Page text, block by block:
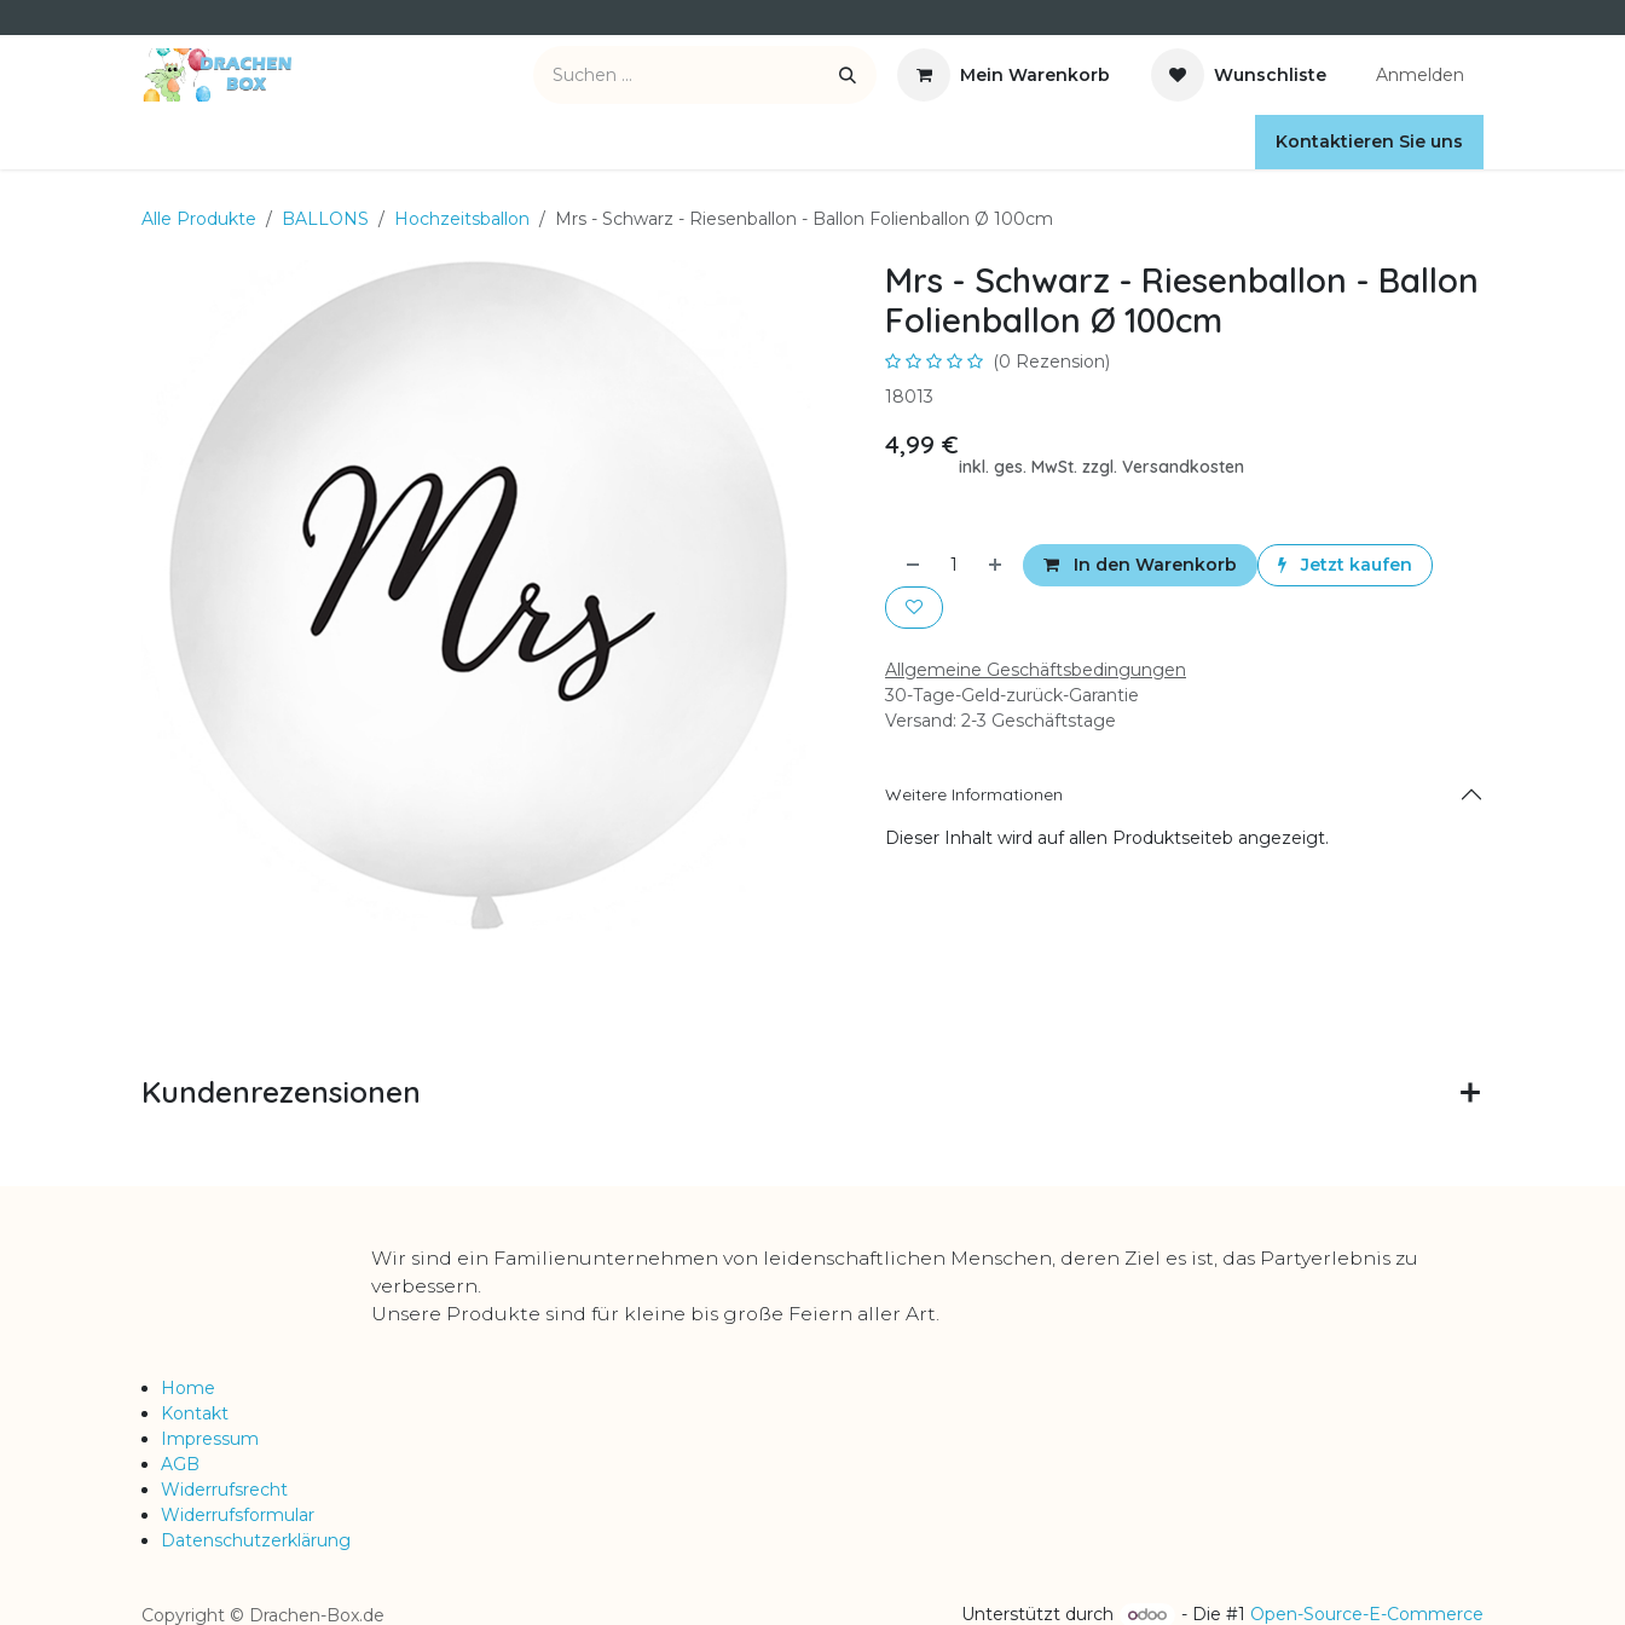
Mein Warenkorb Wunschliste Anmelden
Kontaktieren Sie uns
Alle Produkte BALLONS Hochzeitsballon Mrs - Schwarz - Riesenballon - Ballon Folienballon Ø 100cm
Mrs - Schwarz - Riesenballon - Ballon
Folienballon Ø 100cm
(0 Rezension)
18013
4,99 €
inkl. ges. MwSt. zzgl. Versandkosten
In den Warenkorb Jetzt kaufen
Allgemeine Geschäftsbedingungen
30-Tage-Geld-zurück-Garantie
Versand: 2-3 Geschäftstage
Weitere Informationen
Dieser Inhalt wird auf allen Produktseiteb angezeigt.
Kundenrezensionen
Wir sind ein Familienunternehmen von leidenschaftlichen Menschen, deren Ziel es ist, das Partyerlebnis zu
verbessern.
Unsere Produkte sind für kleine bis große Feiern aller Art.
Home
Kontakt
Impressum
AGB
Widerrufsrecht
Widerrufsformular
Datenschutzerklärung
Copyright © Drachen-Box.de Unterstützt durch - Die #1 Open-Source-E-Commerce